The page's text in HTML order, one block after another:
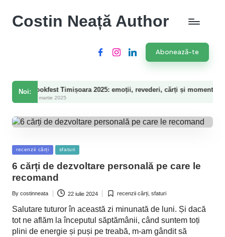
Costin Neață Author
FacebookInstagramLinkedIn Abonează-te
Noi:
Timișoara 2025: emoții, revederi, cărți și momente speciale
Posted
in
recenzii cărți sfaturi
6 cărți de dezvoltare personală pe care le
recomand
Posted
By costinneata 22 iulie 2024
Postedrecenzii cărți ,sfaturi
Salutare tuturor în această zi minunată de luni. Și dacă
tot ne aflăm la începutul săptămânii, când suntem toți
plini de energie și puși pe treabă, m-am gândit să